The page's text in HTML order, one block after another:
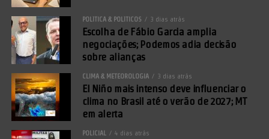
POLÍTICA & POLÍTICOS 3 dias atrás
Escolha de Fábio Garcia amplia
negociações; Podemos adia decisão
sobre alianças
CLIMA & METEOROLOGIA 3 dias atrás
El Niño mais intenso deve influenciar o
clima no Brasil até o verão de 2027; MT
em alerta
POLICIAL 4 dias atrás